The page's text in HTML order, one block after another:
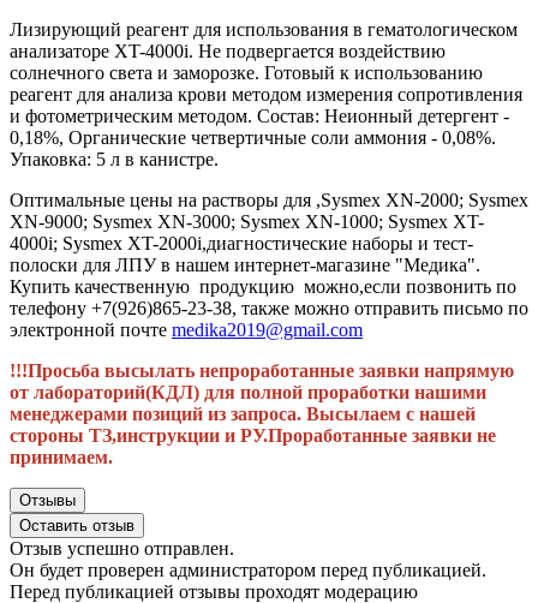
Лизирующий реагент для использования в гематологическом
анализаторе XT-4000i. Не подвергается воздействию
солнечного света и заморозке. Готовый к использованию
реагент для анализа крови методом измерения сопротивления
и фотометрическим методом. Состав: Неионный детергент -
0,18%, Органические четвертичные соли аммония - 0,08%.
Упаковка: 5 л в канистре.
Оптимальные цены на растворы для ,Sysmex XN-2000; Sysmex
XN-9000; Sysmex XN-3000; Sysmex XN-1000; Sysmex XT-
4000i; Sysmex XT-2000i,диагностические наборы и тест-
полоски для ЛПУ в нашем интернет-магазине "Медика".
Купить качественную продукцию можно,если позвонить по
телефону +7(926)865-23-38, также можно отправить письмо по
электронной почте medika2019@gmail.com
!!!Просьба высылать непроработанные заявки напрямую
от лабораторий(КДЛ) для полной проработки нашими
менеджерами позиций из запроса. Высылаем с нашей
стороны ТЗ,инструкции и РУ.Проработанные заявки не
принимаем.
Отзывы
Оставить отзыв
Отзыв успешно отправлен.
Он будет проверен администратором перед публикацией.
Перед публикацией отзывы проходят модерацию